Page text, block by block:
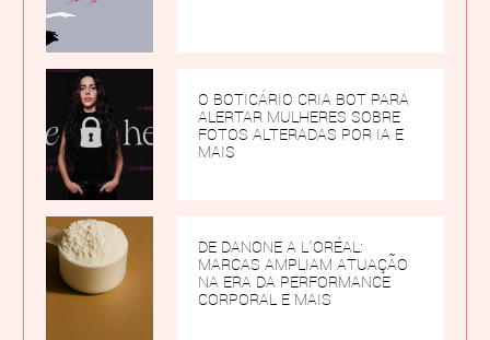
O BOTICÁRIO CRIA BOT PARA
ALERTAR MULHERES SOBRE
FOTOS ALTERADAS POR IA E
MAIS
DE DANONE A L’ORÉAL:
MARCAS AMPLIAM ATUAÇÃO
NA ERA DA PERFORMANCE
CORPORAL E MAIS